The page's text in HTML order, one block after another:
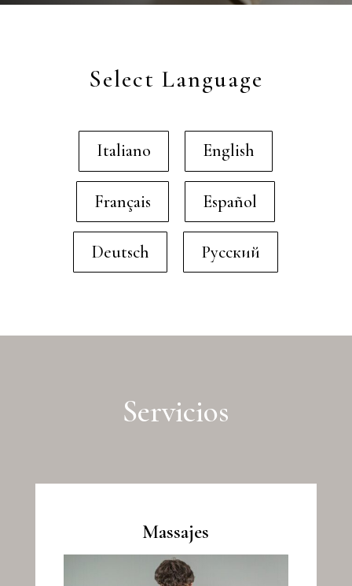
Select Language
Italiano English
Français Español
Deutsch Русский
Servicios
Massajes